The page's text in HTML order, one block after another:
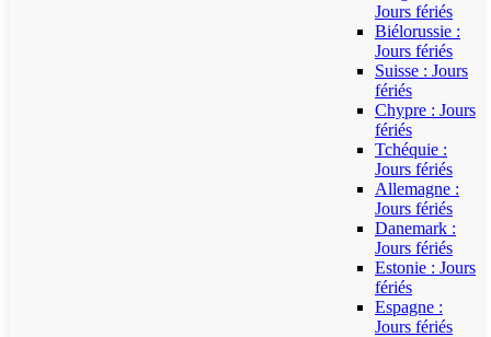
Jours fériés
Biélorussie :
Jours fériés
Suisse : Jours
fériés
Chypre : Jours
fériés
Tchéquie :
Jours fériés
Allemagne :
Jours fériés
Danemark :
Jours fériés
Estonie : Jours
fériés
Espagne :
Jours fériés